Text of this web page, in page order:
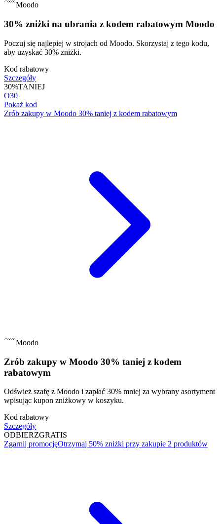
Moodo
30% zniżki na ubrania z kodem rabatowym Moodo
Poczuj się najlepiej w strojach od Moodo. Skorzystaj z tego kodu,
aby uzyskać 30% zniżki.
Kod rabatowy
Szczegóły
30%TANIEJ
O30
Pokaż kod
Zrób zakupy w Moodo 30% taniej z kodem rabatowym
Moodo
Zrób zakupy w Moodo 30% taniej z kodem
rabatowym
Odśwież szafę z Moodo i zapłać 30% mniej za wybrany asortyment
wpisując kupon zniżkowy w koszyku.
Kod rabatowy
Szczegóły
ODBIERZGRATIS
Zgarnij promocjęOtrzymaj 50% zniżki przy zakupie 2 produktów